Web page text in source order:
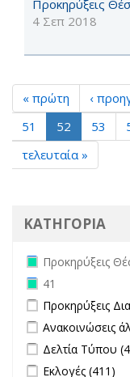
Προκηρύξεις
4 Σεπ 2018
« πρώτη ‹
51
52 53
τελευταία »
ΚΑΤΗΓΟΡΙΑ
Remove
Προκηρύξεις
Remove 41 filter
41
ApplyΠροκηρύξεις
ApplyΑνακοινώσεις
Apply Δελτία
Δελτία Τύπου
Apply Εκλογές filter
Εκλογές (411)